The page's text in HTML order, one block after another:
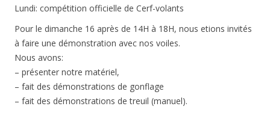
Lundi: compétition officielle de Cerf-volants
Pour le dimanche 16 après de 14H à 18H, nous etions invités
à faire une démonstration avec nos voiles.
Nous avons:
– présenter notre matériel,
– fait des démonstrations de gonflage
– fait des démonstrations de treuil (manuel).